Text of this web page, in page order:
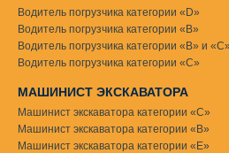
Машинист экскаватора категории «С»
Машинист экскаватора категории «В»
Машинист экскаватора категории «Е»
Водитель погрузчика категории «D»
Водитель погрузчика категории «В»
Водитель погрузчика категории «В» и «С»
Водитель погрузчика категории «С»
МАШИНИСТ ЭКСКАВАТОРА